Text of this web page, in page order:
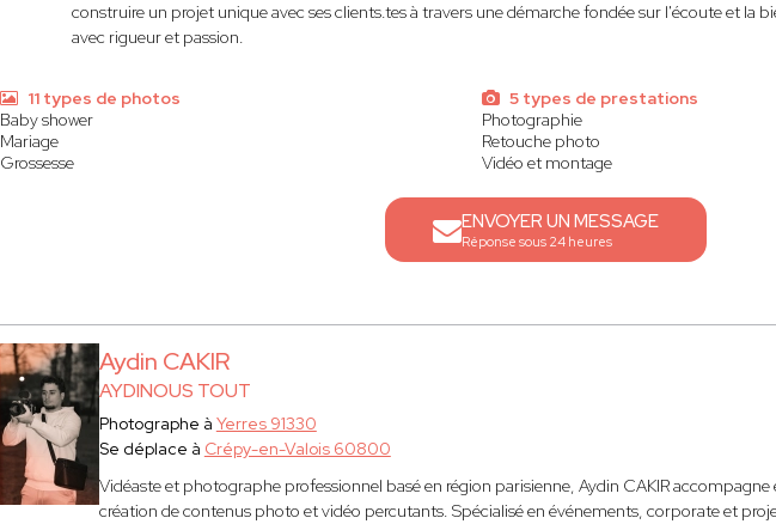
construire un projet unique avec ses clients.tes à travers une démarche fondée sur l'écoute et la
avec rigueur et passion.
11 types de photos
Baby shower
Mariage
Grossesse
5 types de prestations
Photographie
Retouche photo
Vidéo et montage
ENVOYER UN MESSAGE
Réponse sous 24 heures
Aydin CAKIR
AYDINOUS TOUT
Photographe à Yerres 91330
Se déplace à Crépy-en-Valois 60800
Vidéaste et photographe professionnel basé en région parisienne, Aydin CAKIR
création de contenus photo et vidéo percutants. Spécialisé en événements, corporate et